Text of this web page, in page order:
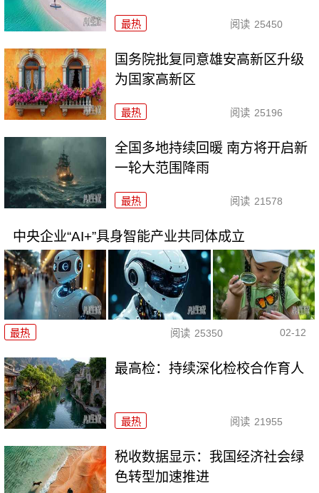
最热 阅读 25450
国务院批复同意雄安高新区升级
为国家高新区
最热 阅读 25196
全国多地持续回暖 南方将开启新
一轮大范围降雨
最热 阅读 21578
中央企业“AI+”具身智能产业共同体成立
最热 阅读 25350 02-12
最高检：持续深化检校合作育人
最热 阅读 21955
税收数据显示：我国经济社会绿
色转型加速推进